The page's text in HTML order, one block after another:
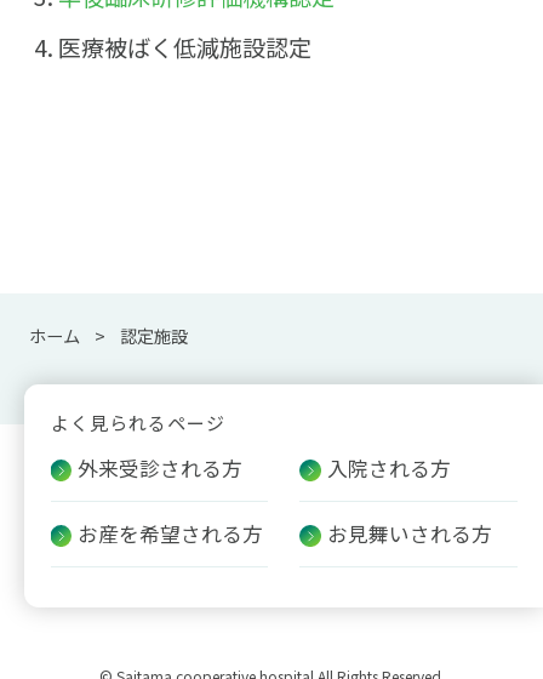
医療被ばく低減施設認定
ホーム 認定施設
よく見られるページ
外来受診される方 入院される方
お産を希望される方 お見舞いされる方